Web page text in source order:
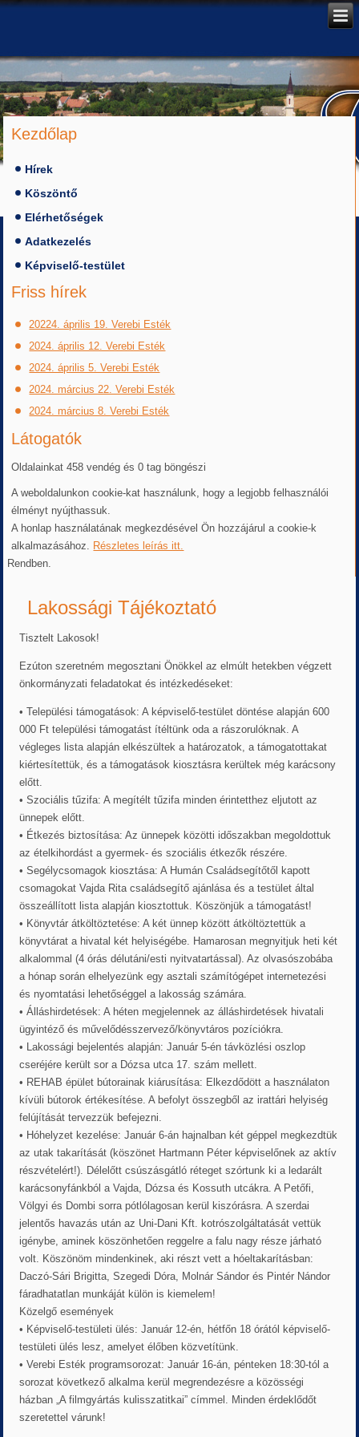
Kezdőlap
Hírek
Köszöntő
Elérhetőségek
Adatkezelés
Képviselő-testület
Friss hírek
20224. április 19. Verebi Esték
2024. április 12. Verebi Esték
2024. április 5. Verebi Esték
2024. március 22. Verebi Esték
2024. március 8. Verebi Esték
Látogatók
Oldalainkat 458 vendég és 0 tag böngészi
A weboldalunkon cookie-kat használunk, hogy a legjobb felhasználói
élményt nyújthassuk.
A honlap használatának megkezdésével Ön hozzájárul a cookie-k
alkalmazásához. Részletes leírás itt.
Rendben.
Lakossági Tájékoztató
Tisztelt Lakosok!
Ezúton szeretném megosztani Önökkel az elmúlt hetekben végzett
önkormányzati feladatokat és intézkedéseket:
• Települési támogatások: A képviselő-testület döntése alapján 600
000 Ft települési támogatást ítéltünk oda a rászorulóknak. A
végleges lista alapján elkészültek a határozatok, a támogatottakat
kiértesítettük, és a támogatások kiosztásra kerültek még karácsony
előtt.
• Szociális tűzifa: A megítélt tűzifa minden érintetthez eljutott az
ünnepek előtt.
• Étkezés biztosítása: Az ünnepek közötti időszakban megoldottuk
az ételkihordást a gyermek- és szociális étkezők részére.
• Segélycsomagok kiosztása: A Humán Családsegítőtől kapott
csomagokat Vajda Rita családsegítő ajánlása és a testület által
összeállított lista alapján kiosztottuk. Köszönjük a támogatást!
• Könyvtár átköltöztetése: A két ünnep között átköltöztettük a
könyvtárat a hivatal két helyiségébe. Hamarosan megnyitjuk heti két
alkalommal (4 órás délutáni/esti nyitvatartással). Az olvasószobába
a hónap során elhelyezünk egy asztali számítógépet internetezési
és nyomtatási lehetőséggel a lakosság számára.
• Álláshirdetések: A héten megjelennek az álláshirdetések hivatali
ügyintéző és művelődésszervező/könyvtáros pozíciókra.
• Lakossági bejelentés alapján: Január 5-én távközlési oszlop
cseréjére került sor a Dózsa utca 17. szám mellett.
• REHAB épület bútorainak kiárusítása: Elkezdődött a használaton
kívüli bútorok értékesítése. A befolyt összegből az irattári helyiség
felújítását tervezzük befejezni.
• Hóhelyzet kezelése: Január 6-án hajnalban két géppel megkezdtük
az utak takarítását (köszönet Hartmann Péter képviselőnek az aktív
részvételért!). Délelőtt csúszásgátló réteget szórtunk ki a ledarált
karácsonyfánkból a Vajda, Dózsa és Kossuth utcákra. A Petőfi,
Völgyi és Dombi sorra pótlólagosan kerül kiszórásra. A szerdai
jelentős havazás után az Uni-Dani Kft. kotrószolgáltatását vettük
igénybe, aminek köszönhetően reggelre a falu nagy része járható
volt. Köszönöm mindenkinek, aki részt vett a hóeltakarításban:
Daczó-Sári Brigitta, Szegedi Dóra, Molnár Sándor és Pintér Nándor
fáradhatatlan munkáját külön is kiemelem!
Közelgő események
• Képviselő-testületi ülés: Január 12-én, hétfőn 18 órától képviselő-
testületi ülés lesz, amelyet élőben közvetítünk.
• Verebi Esték programsorozat: Január 16-án, pénteken 18:30-tól a
sorozat következő alkalma kerül megrendezésre a közösségi
házban „A filmgyártás kulisszatitkai” címmel. Minden érdeklődőt
szeretettel várunk!